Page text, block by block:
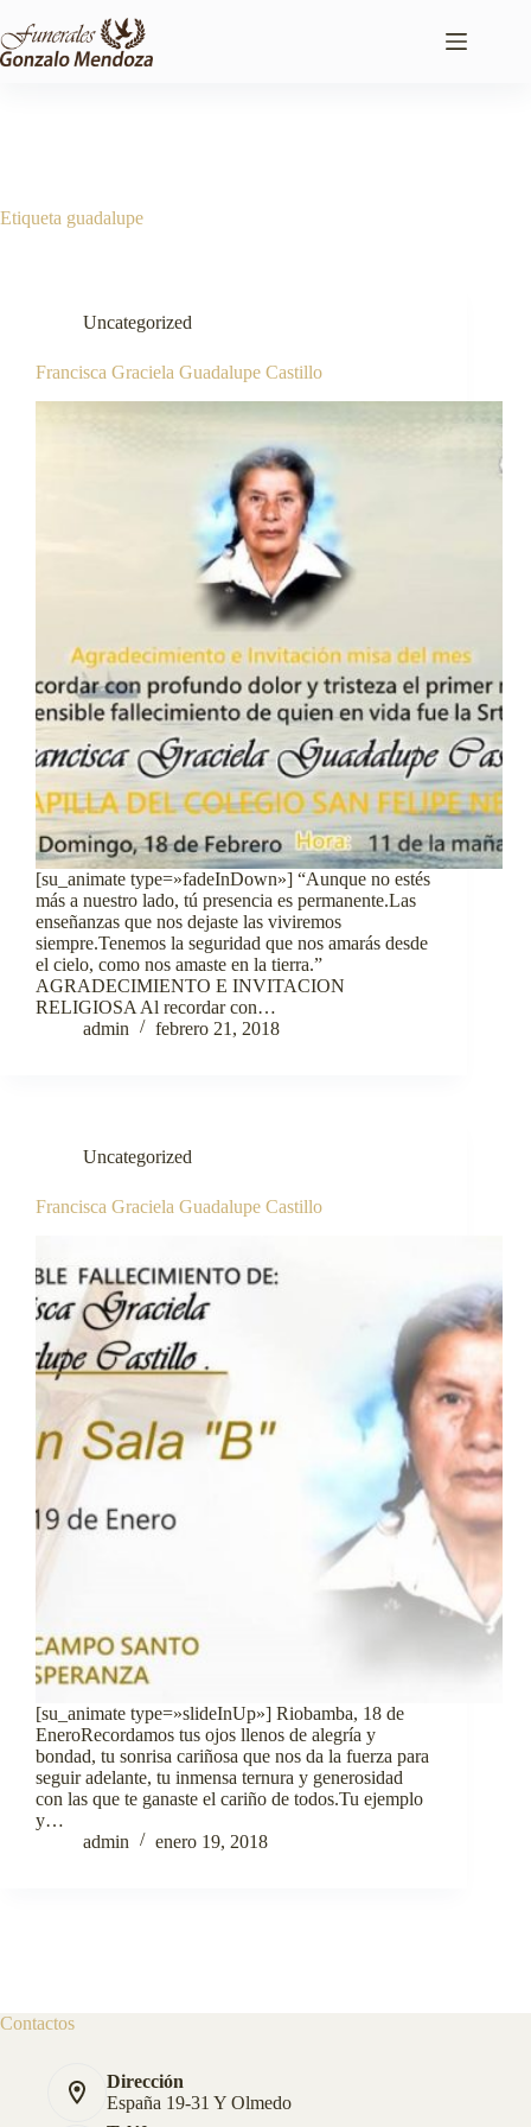
al
contenido
Etiqueta guadalupe
Uncategorized
Francisca Graciela Guadalupe Castillo
[su_animate type=»fadeInDown»] “Aunque no estés
más a nuestro lado, tú presencia es permanente.Las
enseñanzas que nos dejaste las viviremos
siempre.Tenemos la seguridad que nos amarás desde
el cielo, como nos amaste en la tierra.”
AGRADECIMIENTO E INVITACION
RELIGIOSA Al recordar con…
admin
febrero 21, 2018
Uncategorized
Francisca Graciela Guadalupe Castillo
[su_animate type=»slideInUp»] Riobamba, 18 de
EneroRecordamos tus ojos llenos de alegría y
bondad, tu sonrisa cariñosa que nos da la fuerza para
seguir adelante, tu inmensa ternura y generosidad
con las que te ganaste el cariño de todos.Tu ejemplo
y…
admin
enero 19, 2018
Contactos
Dirección
España 19-31 Y Olmedo